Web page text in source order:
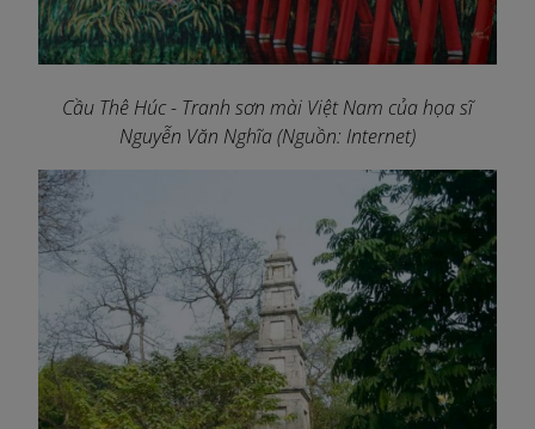
Cầu Thê Húc - Tranh sơn mài Việt Nam của họa sĩ
Nguyễn Văn Nghĩa (Nguồn: Internet)